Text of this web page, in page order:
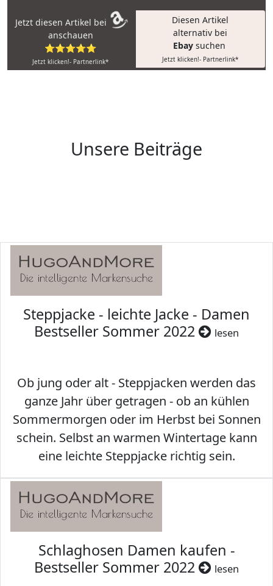
Jetzt diesen Artikel bei
anschauen
⭐⭐⭐⭐⭐
Jetzt klicken!- Partnerlink*
Diesen Artikel
alternativ bei
Ebay suchen
Jetzt klicken!- Partnerlink*
Unsere Beiträge
Steppjacke - leichte Jacke - Damen
Bestseller Sommer 2022
lesen
Ob jung oder alt - Steppjacken werden das
ganze Jahr über getragen - ob an kühlen
Sommermorgen oder im Herbst bei Sonnen
schein. Selbst an warmen Wintertage kann
eine leichte Steppjacke richtig sein.
Schlaghosen Damen kaufen -
Bestseller Sommer 2022
lesen